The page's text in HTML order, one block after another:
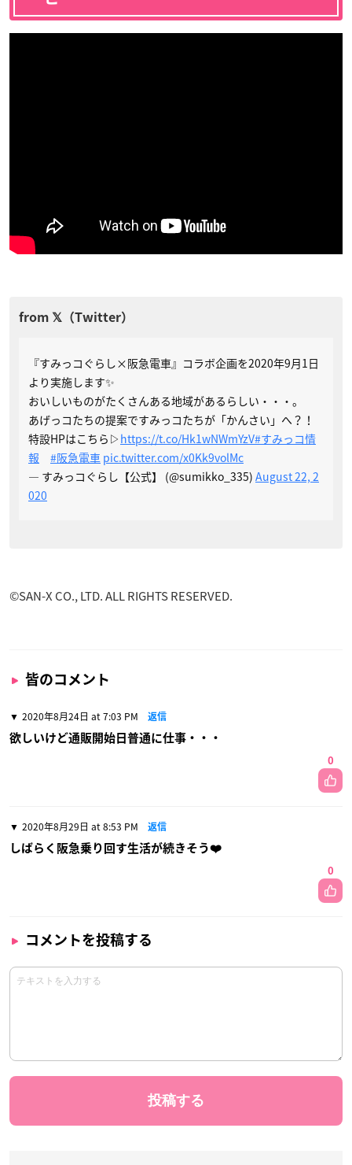
『すみっコぐらし×阪急電車』コラボ企画を2020年9月1日
より実施します✨
おいしいものがたくさんある地域があるらしい・・・。
あげっコたちの提案ですみっコたちが「かんさい」へ？！
特設HPはこちら▷ https://t.co/Hk1wNWmYzV#すみっコ情
報
#阪急電車 pic.twitter.com/x0Kk9volMc
— すみっコぐらし【公式】 (@sumikko_335) August 22, 2
020
©SAN-X CO., LTD. ALL RIGHTS RESERVED.
皆のコメント
2020年8月24日 at 7:03 PM 返信
欲しいけど通販開始日普通に仕事・・・
0
2020年8月29日 at 8:53 PM 返信
しばらく阪急乗り回す生活が続きそう❤️
0
コメントを投稿する